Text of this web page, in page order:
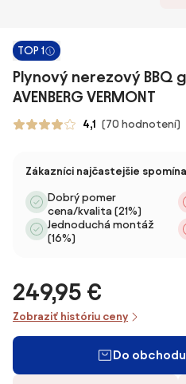
TOP 1
Plynový nerezový BBQ
AVENBERG VERMONT
4,1 (70 hodnotení)
Zákazníci najčastejšie
Dobrý pomer
cena/kvalita (21%)
Jednoduchá montáž
(16%)
249,95 €
Zobraziť históriu ceny
Do